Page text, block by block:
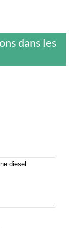
dans les